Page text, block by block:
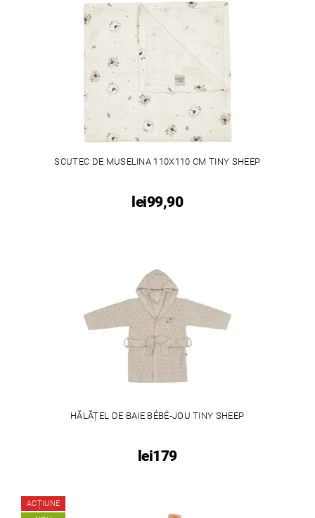
SCUTEC DE MUSELINA 110X110 CM TINY SHEEP
lei99,90
HĂLĂȚEL DE BAIE BÉBÉ-JOU TINY SHEEP
lei179
ACȚIUNE